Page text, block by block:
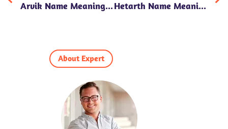
Arvik Name Meaning In Hindi Hetarth Name Meaning In Hindi
About Expert